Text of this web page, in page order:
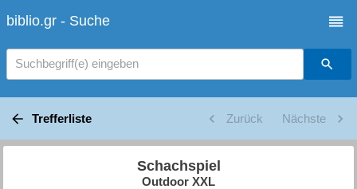
biblio.gr - Suche
Suchbegriff(e) eingeben
Trefferliste Zurück Nächste
Schachspiel
Outdoor XXL